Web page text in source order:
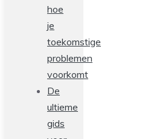
hoe
je
toekomstige
problemen
voorkomt
De
ultieme
gids